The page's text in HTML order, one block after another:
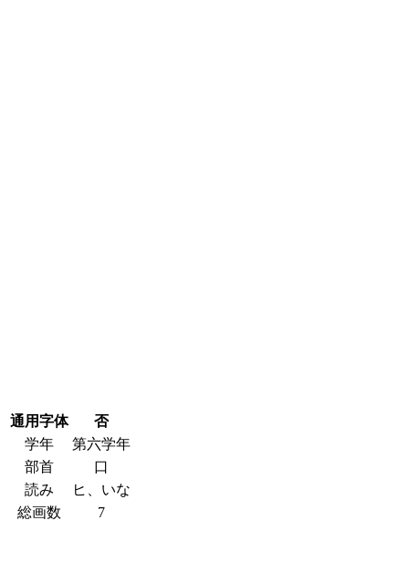
通用字体
否
学年
第六学年
部首
口
読み
ヒ、いな
総画数
7